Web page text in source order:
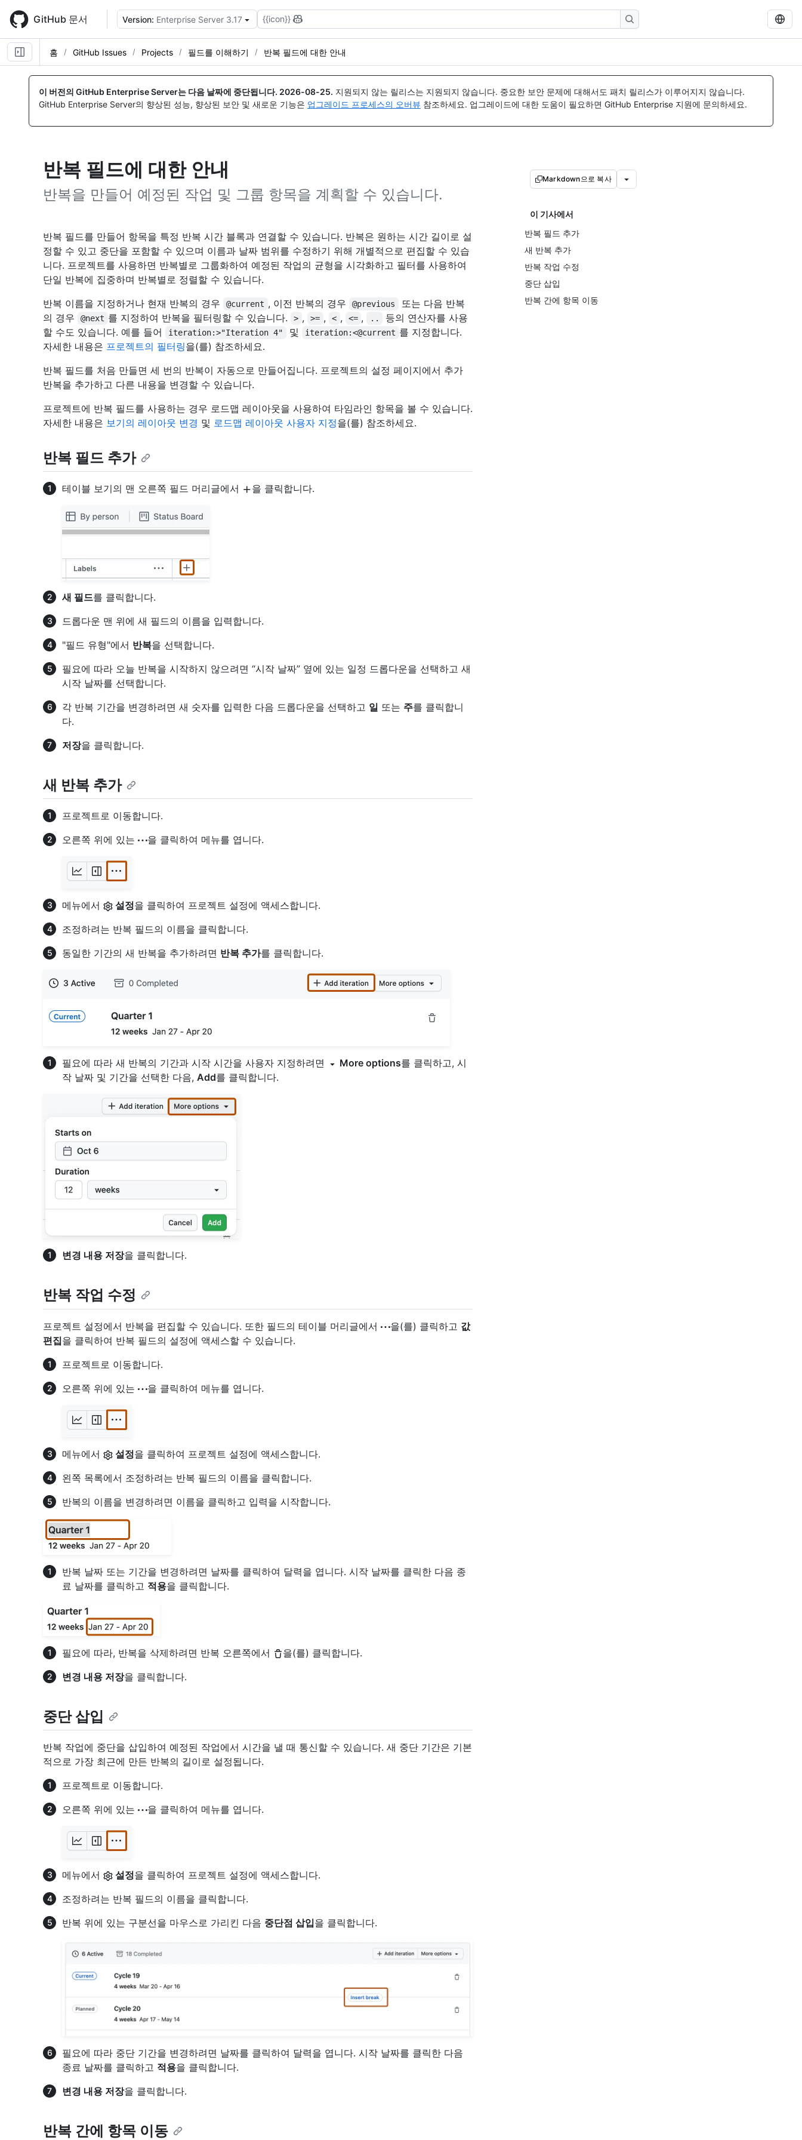
main
content
GitHub 문서 Version: Enterprise Server 3.17 {{icon}}
홈 GitHub Issues Projects 필드를 이해하기 반복 필드에 대한 안내
이 버전의 GitHub Enterprise Server는 다음 날짜에 중단됩니다. 2026-08-25. 지원되지 않는 릴리스는 지원되지 않습니다. 중요한 보안 문제에 대해서도 패치 릴리스가 이루어지지 않습니다.
GitHub Enterprise Server의 향상된 성능, 향상된 보안 및 새로운 기능은 업그레이드 프로세스의 오버뷰 참조하세요. 업그레이드에 대한 도움이 필요하면 GitHub Enterprise 지원에 문의하세요.
반복 필드에 대한 안내
반복을 만들어 예정된 작업 및 그룹 항목을 계획할 수 있습니다.
Markdown으로 복사
이 기사에서
반복 필드 추가
새 반복 추가
반복 작업 수정
중단 삽입
반복 간에 항목 이동
반복 필드를 만들어 항목을 특정 반복 시간 블록과 연결할 수 있습니다. 반복은 원하는 시간 길이로 설
정할 수 있고 중단을 포함할 수 있으며 이름과 날짜 범위를 수정하기 위해 개별적으로 편집할 수 있습
니다. 프로젝트를 사용하면 반복별로 그룹화하여 예정된 작업의 균형을 시각화하고 필터를 사용하여
단일 반복에 집중하며 반복별로 정렬할 수 있습니다.
반복 이름을 지정하거나 현재 반복의 경우
@current , 이전 반복의 경우 @previous
또는 다음 반복
의 경우
@next 를 지정하여 반복을 필터링할 수 있습니다. > , >= , < , <= , ..
등의 연산자를 사용
할 수도 있습니다. 예를 들어
iteration:>"Iteration 4" 및 iteration:<@current 를 지정합니다.
자세한 내용은 프로젝트의 필터링을(를) 참조하세요.
반복 필드를 처음 만들면 세 번의 반복이 자동으로 만들어집니다. 프로젝트의 설정 페이지에서 추가
반복을 추가하고 다른 내용을 변경할 수 있습니다.
프로젝트에 반복 필드를 사용하는 경우 로드맵 레이아웃을 사용하여 타임라인 항목을 볼 수 있습니다.
자세한 내용은 보기의 레이아웃 변경 및 로드맵 레이아웃 사용자 지정을(를) 참조하세요.
반복 필드 추가
테이블 보기의 맨 오른쪽 필드 머리글에서 을 클릭합니다.
새 필드를 클릭합니다.
드롭다운 맨 위에 새 필드의 이름을 입력합니다.
"필드 유형"에서 반복을 선택합니다.
필요에 따라 오늘 반복을 시작하지 않으려면 “시작 날짜” 옆에 있는 일정 드롭다운을 선택하고 새
시작 날짜를 선택합니다.
각 반복 기간을 변경하려면 새 숫자를 입력한 다음 드롭다운을 선택하고 일 또는 주를 클릭합니
다.
저장을 클릭합니다.
새 반복 추가
프로젝트로 이동합니다.
오른쪽 위에 있는
을 클릭하여 메뉴를 엽니다.
메뉴에서 설정을 클릭하여 프로젝트 설정에 액세스합니다.
조정하려는 반복 필드의 이름을 클릭합니다.
동일한 기간의 새 반복을 추가하려면 반복 추가를 클릭합니다.
필요에 따라 새 반복의 기간과 시작 시간을 사용자 지정하려면 More options를 클릭하고, 시
작 날짜 및 기간을 선택한 다음, Add를 클릭합니다.
변경 내용 저장을 클릭합니다.
반복 작업 수정
프로젝트 설정에서 반복을 편집할 수 있습니다. 또한 필드의 테이블 머리글에서 을(를) 클릭하고 값
편집을 클릭하여 반복 필드의 설정에 액세스할 수 있습니다.
프로젝트로 이동합니다.
오른쪽 위에 있는
을 클릭하여 메뉴를 엽니다.
메뉴에서 설정을 클릭하여 프로젝트 설정에 액세스합니다.
왼쪽 목록에서 조정하려는 반복 필드의 이름을 클릭합니다.
반복의 이름을 변경하려면 이름을 클릭하고 입력을 시작합니다.
반복 날짜 또는 기간을 변경하려면 날짜를 클릭하여 달력을 엽니다. 시작 날짜를 클릭한 다음 종
료 날짜를 클릭하고 적용을 클릭합니다.
필요에 따라, 반복을 삭제하려면 반복 오른쪽에서
을(를) 클릭합니다.
변경 내용 저장을 클릭합니다.
중단 삽입
반복 작업에 중단을 삽입하여 예정된 작업에서 시간을 낼 때 통신할 수 있습니다. 새 중단 기간은 기본
적으로 가장 최근에 만든 반복의 길이로 설정됩니다.
프로젝트로 이동합니다.
오른쪽 위에 있는
을 클릭하여 메뉴를 엽니다.
메뉴에서 설정을 클릭하여 프로젝트 설정에 액세스합니다.
조정하려는 반복 필드의 이름을 클릭합니다.
반복 위에 있는 구분선을 마우스로 가리킨 다음 중단점 삽입을 클릭합니다.
필요에 따라 중단 기간을 변경하려면 날짜를 클릭하여 달력을 엽니다. 시작 날짜를 클릭한 다음
종료 날짜를 클릭하고 적용을 클릭합니다.
변경 내용 저장을 클릭합니다.
반복 간에 항목 이동